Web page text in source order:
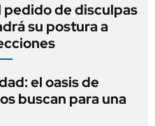
pedido de disculpas
su postura a
el oasis de
buscan para una